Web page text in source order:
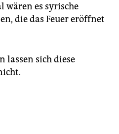
wären es syrische
die das Feuer eröffnet
lassen sich diese